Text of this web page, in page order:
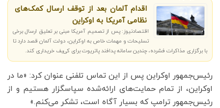
اقدام آلمان بعد از توقف ارسال کمک‌های
نظامی آمریکا به اوکراین
اقتصادنیوز: پس از تصمیم آمریکا مبنی بر تعلیق ارسال برخی
تسلیحات و مهمات خاص به اوکراین، دولت آلمان قصد دارد تا
با برگزاری مذاکرات فشرده، چندین سامانه پدافند پاتریوت برای کی‌یف خریداری کند.
رئیس‌جمهور اوکراین پس از این تماس تلفنی عنوان کرد: «ما در
اوکراین، از تمام حمایت‌های ارائه‌شده سپاسگزار هستیم و از
رئیس‌جمهور ترامپ که بسیار آگاه است، تشکر می‌کنم.»